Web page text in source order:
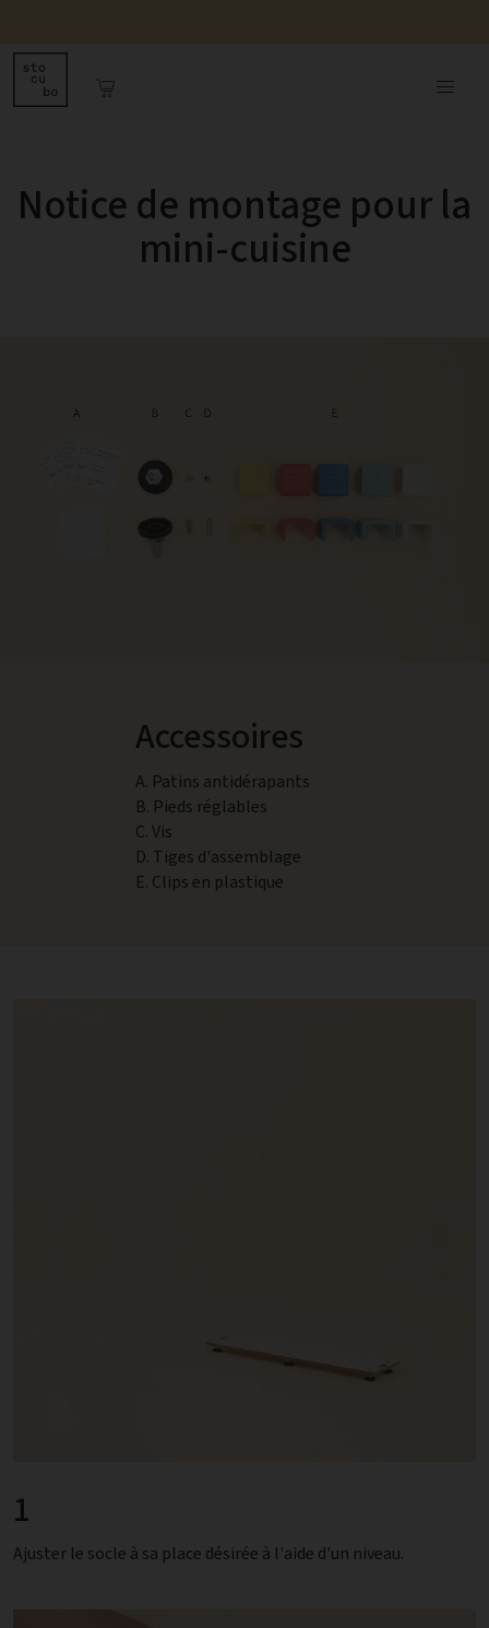
Notice de montage pour la
mini-cuisine
Accessoires
A. Patins antidérapants
B. Pieds réglables
C. Vis
D. Tiges d'assemblage
E. Clips en plastique
1
Ajuster le socle à sa place désirée à l'aide d'un niveau.